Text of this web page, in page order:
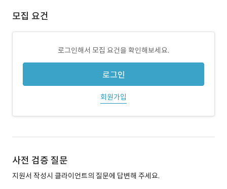
모집 요건
로그인해서 모집 요건을 확인해보세요.
로그인
회원가입
사전 검증 질문
지원서 작성시 클라이언트의 질문에 답변해 주세요.